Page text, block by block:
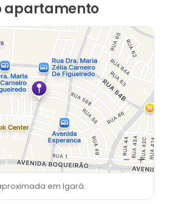
apartamento
em Igará.